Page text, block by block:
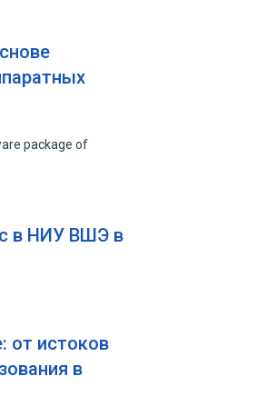
package of
в НИУ ВШЭ в
от истоков
в